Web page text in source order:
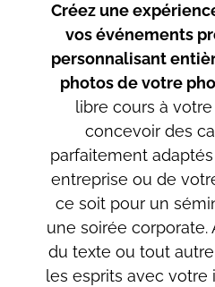
Créez une
vos événements
personnalisant
photos de votre
libre cours à
concevoir des
parfaitement
entreprise ou de
ce soit pour un
une soirée corporate.
du texte ou tout
les esprits avec votre